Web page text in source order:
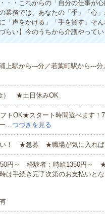
・・これからの「自分の仕事が
業務では、あなたの「手」「心
「声をかける」「手を貸す」そ
らい】今のうちから介護やってい
上駅から---分／若葉町駅から---
） ★土日休みOK
トOK★スタート時間選べます！
…つづきを見る
い！ ★急募 ★職場が気に入れば
円～ 経験者：時給1350円～
は手続き完了次第のお支払いとな